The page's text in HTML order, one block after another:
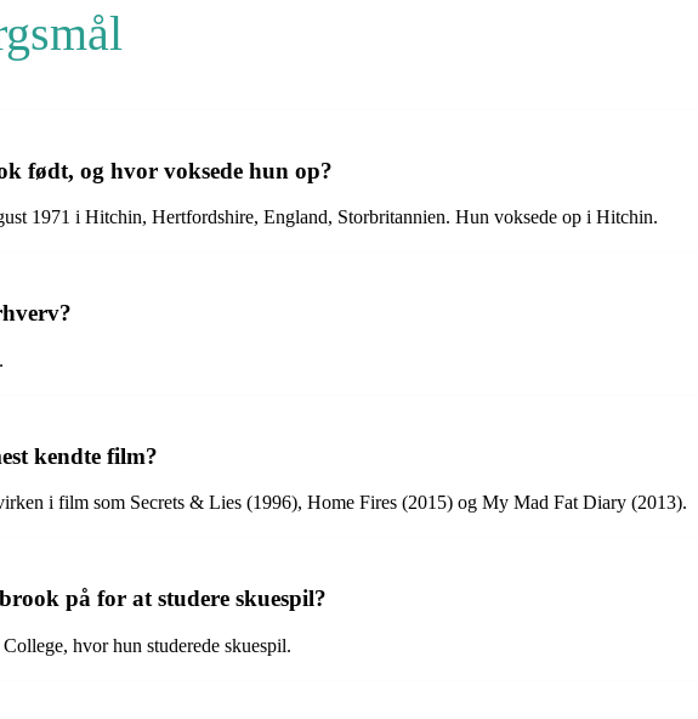
født, og hvor voksede hun op?
1971 i Hitchin, Hertfordshire, England, Storbritannien. Hun voksede op i Hitchin.
kendte film?
i film som Secrets & Lies (1996), Home Fires (2015) og My Mad Fat Diary (2013).
på for at studere skuespil?
hvor hun studerede skuespil.